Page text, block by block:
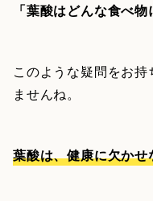
「葉酸はどんな食べ
このような疑問をお
ませんね。
葉酸は、健康に欠か